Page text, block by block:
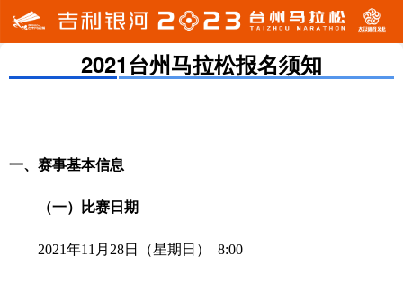
2021台州马拉松报名须知
一、赛事基本信息
（一）比赛日期
2021年1 1 月 28日（星期日） 8:00